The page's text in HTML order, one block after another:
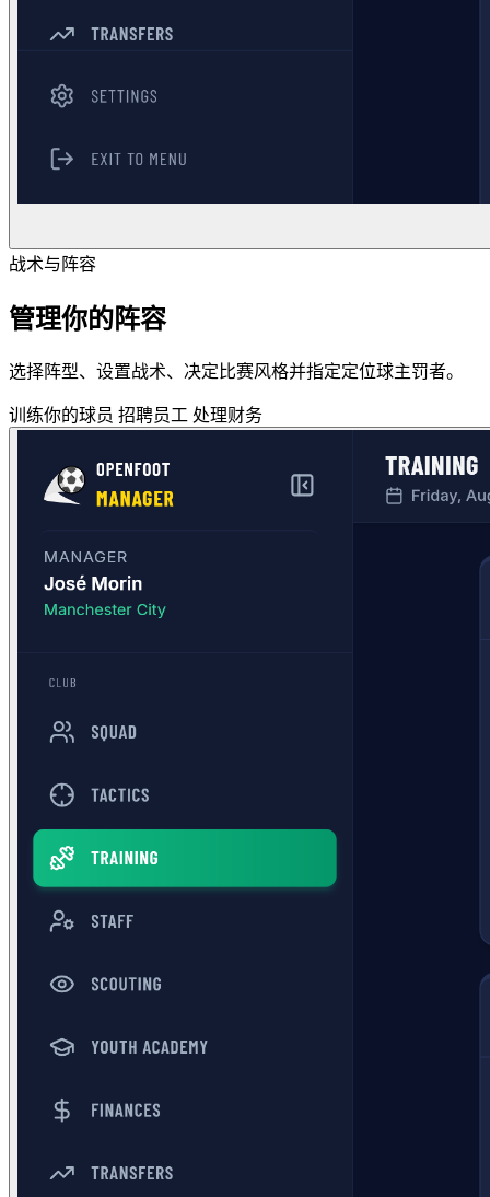
战术与阵容
管理你的阵容
选择阵型、设置战术、决定比赛风格并指定定位球主罚者。
训练你的球员 招聘员工 处理财务